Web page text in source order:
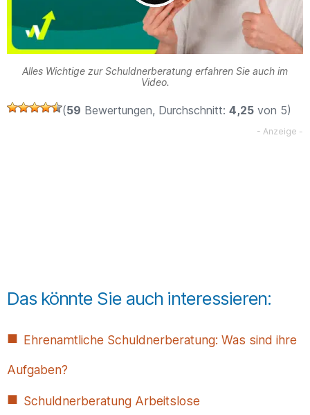
Alles Wichtige zur Schuldnerberatung erfahren Sie auch im
Video.
(59 Bewertungen, Durchschnitt: 4,25 von 5)
Das könnte Sie auch interessieren:
Ehrenamtliche Schuldnerberatung: Was sind ihre
Aufgaben?
Schuldnerberatung Arbeitslose